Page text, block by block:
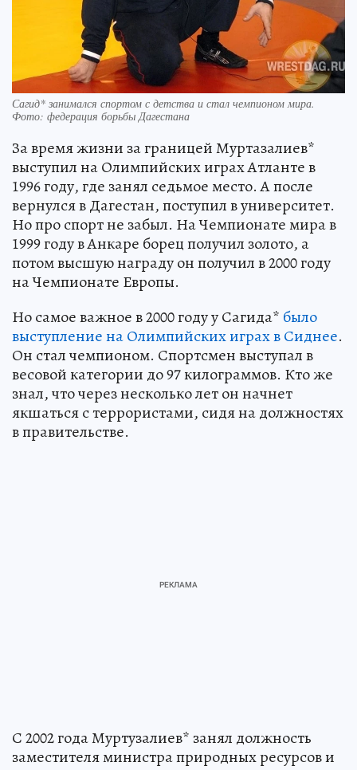
Сагид* занимался спортом с детства и стал чемпионом мира.
Фото: федерация борьбы Дагестана
За время жизни за границей Муртазалиев*
выступил на Олимпийских играх Атланте в
1996 году, где занял седьмое место. А после
вернулся в Дагестан, поступил в университет.
Но про спорт не забыл. На Чемпионате мира в
1999 году в Анкаре борец получил золото, а
потом высшую награду он получил в 2000 году
на Чемпионате Европы.
Но самое важное в 2000 году у Сагида* было
выступление на Олимпийских играх в Сиднее.
Он стал чемпионом. Спортсмен выступал в
весовой категории до 97 килограммов. Кто же
знал, что через несколько лет он начнет
якшаться с террористами, сидя на должностях
в правительстве.
С 2002 года Муртузалиев* занял должность
заместителя министра природных ресурсов и